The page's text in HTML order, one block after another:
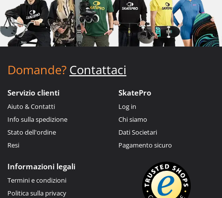
Domande? Contattaci
Servizio clienti
Aiuto & Contatti
Info sulla spedizione
Stato dell'ordine
Resi
SkatePro
Log in
Chi siamo
Dati Societari
Pagamento sicuro
Informazioni legali
Termini e condizioni
Politica sulla privacy